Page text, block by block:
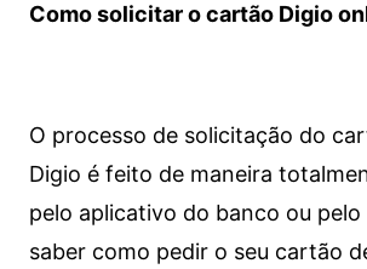
Como solicitar o cartão Digio
O processo de solicitação do
Digio é feito de maneira
pelo aplicativo do banco ou pelo
saber como pedir o seu cartão